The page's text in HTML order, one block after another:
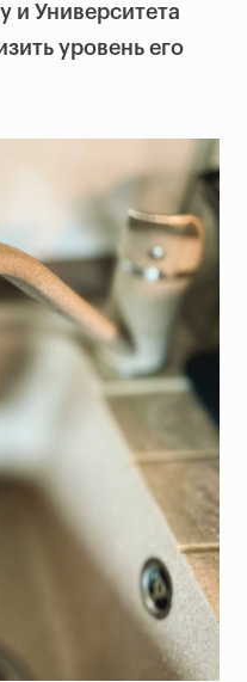
и Университета
уровень его